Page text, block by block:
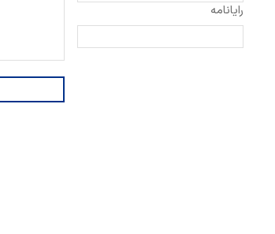
رایانامه